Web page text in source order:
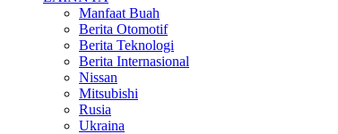
Manfaat Buah
Berita Otomotif
Berita Teknologi
Berita Internasional
Nissan
Mitsubishi
Rusia
Ukraina